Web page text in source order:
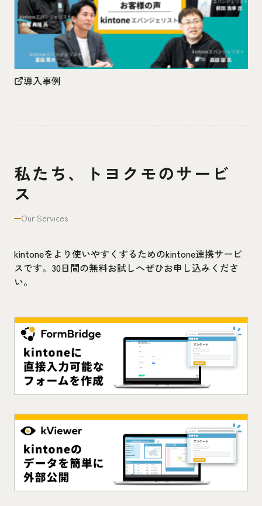
導入事例
私たち、トヨクモのサービ
ス
Our Services
kintoneをより使いやすくするためのkintone連携サービ
スです。30日間の無料お試しへぜひお申し込みくださ
い。